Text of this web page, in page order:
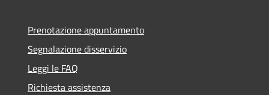
Prenotazione appuntamento
Segnalazione disservizio
Leggi le FAQ
Richiesta assistenza